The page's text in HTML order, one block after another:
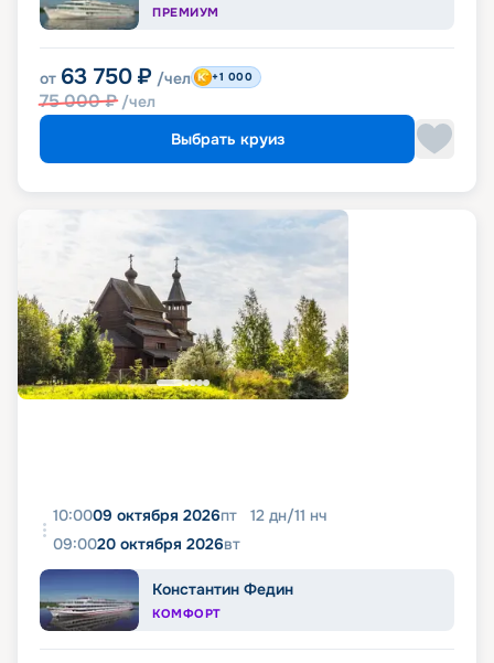
ПРЕМИУМ
от 63 750 ₽ /чел
75 000₽ /чел
+1 000
Выбрать круиз
10:0009 октября 2026пт 12 дн/11 нч
09:0020 октября 2026вт
Константин Федин
КОМФОРТ